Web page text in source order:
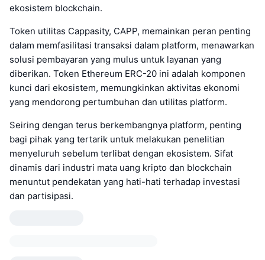
ekosistem blockchain.
Token utilitas Cappasity, CAPP, memainkan peran penting
dalam memfasilitasi transaksi dalam platform, menawarkan
solusi pembayaran yang mulus untuk layanan yang
diberikan. Token Ethereum ERC-20 ini adalah komponen
kunci dari ekosistem, memungkinkan aktivitas ekonomi
yang mendorong pertumbuhan dan utilitas platform.
Seiring dengan terus berkembangnya platform, penting
bagi pihak yang tertarik untuk melakukan penelitian
menyeluruh sebelum terlibat dengan ekosistem. Sifat
dinamis dari industri mata uang kripto dan blockchain
menuntut pendekatan yang hati-hati terhadap investasi
dan partisipasi.